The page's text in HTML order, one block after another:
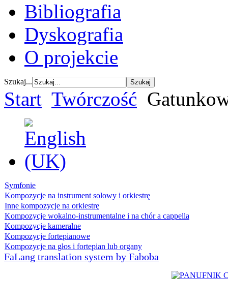
Bibliografia
Dyskografia
O projekcie
Szukaj...
Start Twórczość
Symfonie
Kompozycje na instrument solowy i orkiestrę
Inne kompozycje na orkiestrę
Kompozycje wokalno-instrumentalne i na chór a cappella
Kompozycje kameralne
Kompozycje fortepianowe
Kompozycje na głos i fortepian lub organy
FaLang translation system by Faboba